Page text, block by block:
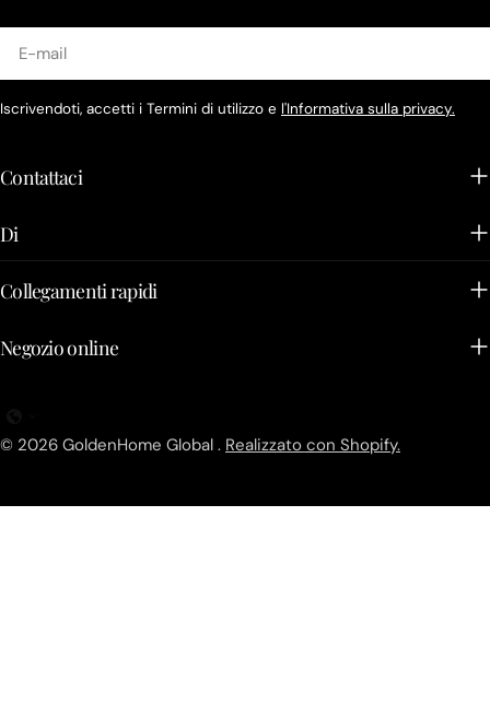
mail
Iscrivendoti, accetti i Termini di utilizzo e l'Informativa sulla privacy.
Contattaci
Di
Collegamenti rapidi
Negozio online
© 2026 GoldenHome Global . Realizzato con Shopify.